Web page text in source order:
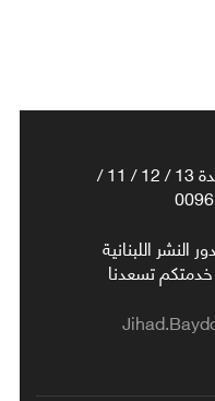
أرقام الهاتف والفاكس الجديدة 13 / 12 / 11 /
النشر اللبنانية